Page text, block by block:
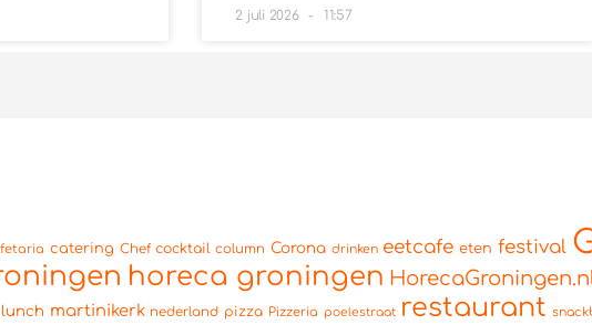
2 juli 2026 11:57
catering Chef cocktail column Corona drinken eetcafe eten festival
horeca groningen
lunch martinikerk nederland pizza Pizzeria poelestraat restaurant